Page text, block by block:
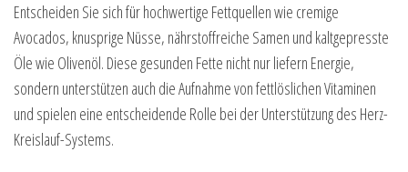
Entscheiden Sie sich für hochwertige Fettquellen wie cremige
Avocados, knusprige Nüsse, nährstoffreiche Samen und kaltgepresste
Öle wie Olivenöl. Diese gesunden Fette nicht nur liefern Energie,
sondern unterstützen auch die Aufnahme von fettlöslichen Vitaminen
und spielen eine entscheidende Rolle bei der Unterstützung des Herz-
Kreislauf-Systems.